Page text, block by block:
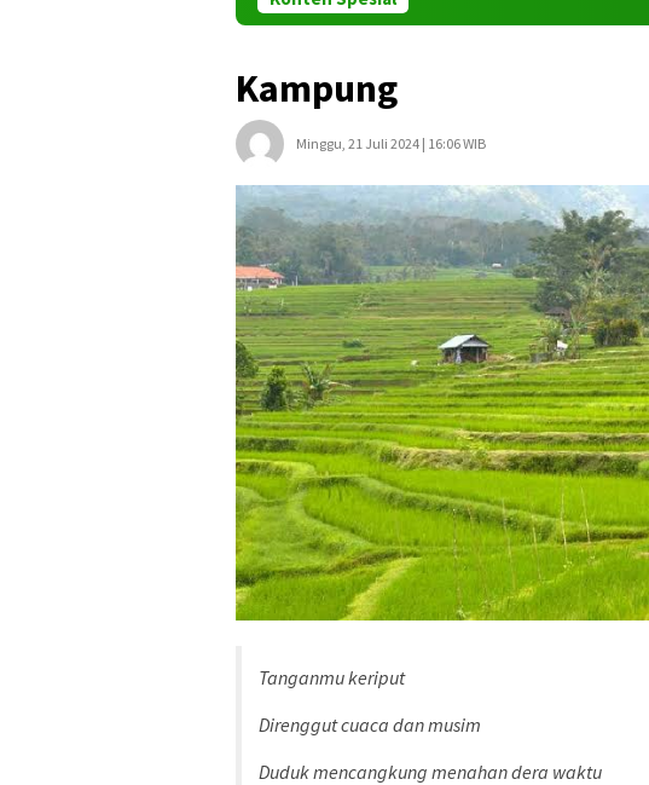
Kampung
Minggu, 21 Juli 2024 | 16:06 WIB
Tanganmu keriput
Direnggut cuaca dan musim
Duduk mencangkung menahan dera waktu